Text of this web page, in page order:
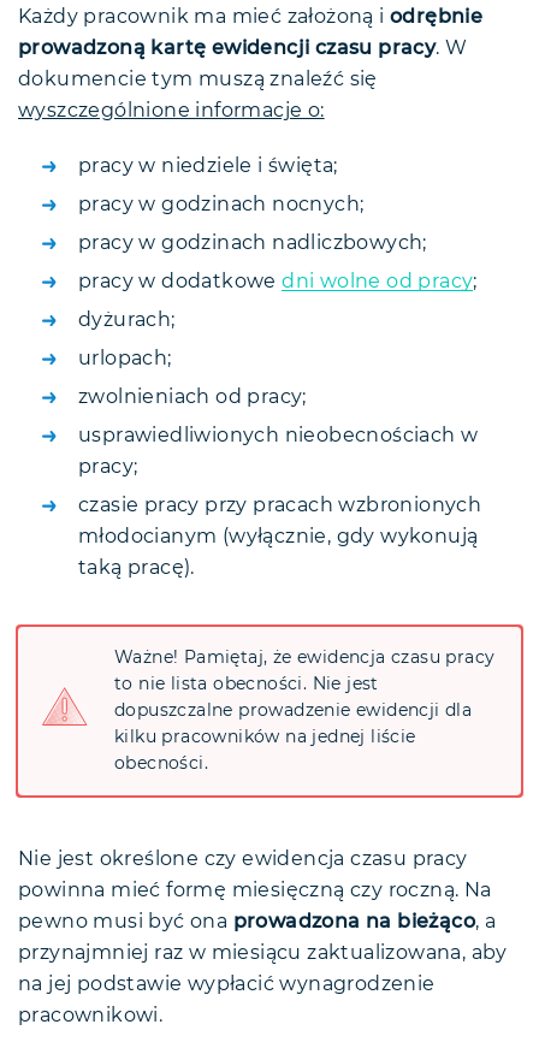
Każdy pracownik ma mieć założoną i odrębnie
prowadzoną kartę ewidencji czasu pracy. W
dokumencie tym muszą znaleźć się
wyszczególnione informacje o:
pracy w niedziele i święta;
pracy w godzinach nocnych;
pracy w godzinach nadliczbowych;
pracy w dodatkowedni wolne od pracy;
dyżurach;
urlopach;
zwolnieniach od pracy;
usprawiedliwionych nieobecnościach w
pracy;
czasie pracy przy pracach wzbronionych
młodocianym (wyłącznie, gdy wykonują
taką pracę).
Ważne! Pamiętaj, że ewidencja czasu pracy
to nie lista obecności. Nie jest
dopuszczalne prowadzenie ewidencji dla
kilku pracowników na jednej liście
obecności.
Nie jest określone czy ewidencja czasu pracy
powinna mieć formę miesięczną czy roczną. Na
pewno musi być ona prowadzona na bieżąco, a
przynajmniej raz w miesiącu zaktualizowana, aby
na jej podstawie wypłacić wynagrodzenie
pracownikowi.